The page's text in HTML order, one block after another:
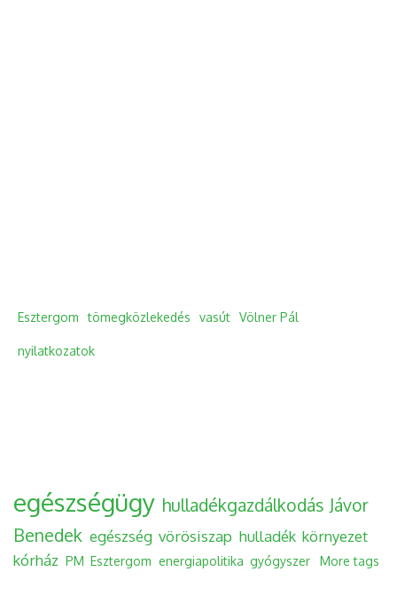
Esztergom tömegközlekedés vasút Völner Pál
nyilatkozatok
egészségügy hulladékgazdálkodás Jávor
Benedek egészség vörösiszap hulladék környezet
kórház PM Esztergom energiapolitika gyógyszer More tags